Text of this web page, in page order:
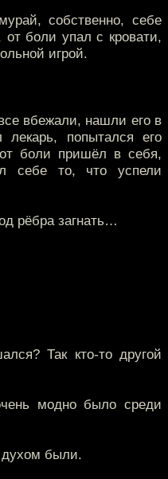
собственно, себе
от боли упал с кровати,
игрой.
вбежали, нашли его в
лекарь, попытался его
боли пришёл в себя,
себе то, что успели
рёбра загнать…
Так кто-то другой
модно было среди
духом были.